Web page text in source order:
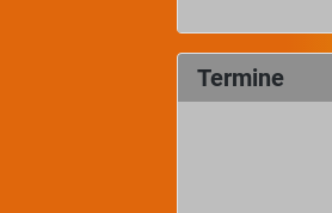
Termine